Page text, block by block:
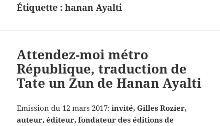
Étiquette :hanan Ayalti
Attendez-moi métro
République, traduction de
Tate un Zun de Hanan Ayalti
Emission du 12 mars 2017:invité, Gilles Rozier,
auteur, éditeur, fondateur des éditions de